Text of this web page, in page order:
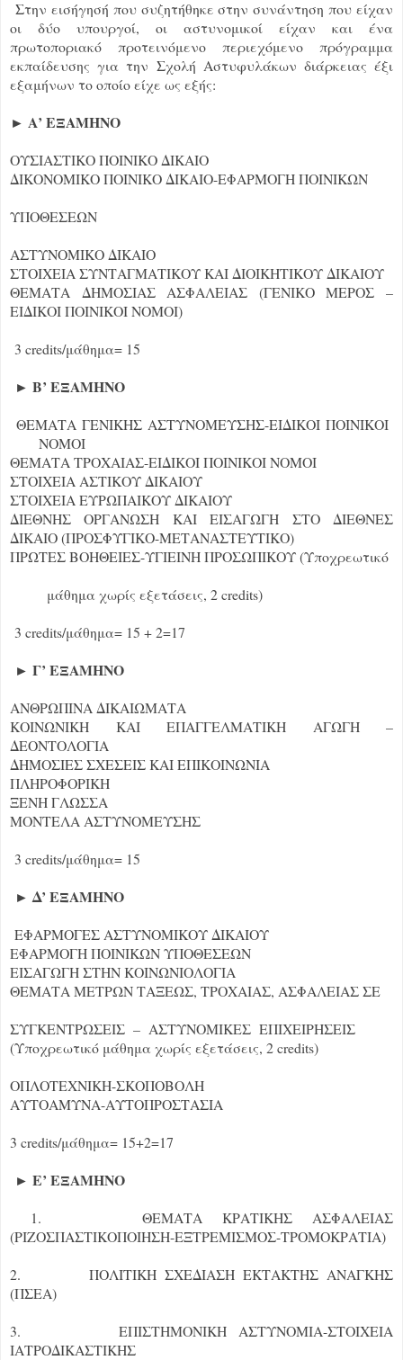
Στην εισήγησή που συζητήθηκε στην συνάντηση που είχαν
οι δύο υπουργοί, οι αστυνομικοί είχαν και ένα
πρωτοποριακό προτεινόμενο περιεχόμενο πρόγραμμα
εκπαίδευσης για την Σχολή Αστυφυλάκων διάρκειας έξι
εξαμήνων το οποίο είχε ως εξής:
► Α’ ΕΞΑΜΗΝΟ
ΟΥΣΙΑΣΤΙΚΟ ΠΟΙΝΙΚΟ ΔΙΚΑΙΟ
ΔΙΚΟΝΟΜΙΚΟ ΠΟΙΝΙΚΟ ΔΙΚΑΙΟ-ΕΦΑΡΜΟΓΗ ΠΟΙΝΙΚΩΝ
ΥΠΟΘΕΣΕΩΝ
ΑΣΤΥΝΟΜΙΚΟ ΔΙΚΑΙΟ
ΣΤΟΙΧΕΙΑ ΣΥΝΤΑΓΜΑΤΙΚΟΥ ΚΑΙ ΔΙΟΙΚΗΤΙΚΟΥ ΔΙΚΑΙΟΥ
ΘΕΜΑΤΑ ΔΗΜΟΣΙΑΣ ΑΣΦΑΛΕΙΑΣ (ΓΕΝΙΚΟ ΜΕΡΟΣ –
ΕΙΔΙΚΟΙ ΠΟΙΝΙΚΟΙ ΝΟΜΟΙ)
3 credits/μάθημα= 15
► Β’ ΕΞΑΜΗΝΟ
ΘΕΜΑΤΑ ΓΕΝΙΚΗΣ ΑΣΤΥΝΟΜΕΥΣΗΣ-ΕΙΔΙΚΟΙ ΠΟΙΝΙΚΟΙ
ΝΟΜΟΙ
ΘΕΜΑΤΑ ΤΡΟΧΑΙΑΣ-ΕΙΔΙΚΟΙ ΠΟΙΝΙΚΟΙ ΝΟΜΟΙ
ΣΤΟΙΧΕΙΑ ΑΣΤΙΚΟΥ ΔΙΚΑΙΟΥ
ΣΤΟΙΧΕΙΑ ΕΥΡΩΠΑΙΚΟΥ ΔΙΚΑΙΟΥ
ΔΙΕΘΝΗΣ ΟΡΓΑΝΩΣΗ ΚΑΙ ΕΙΣΑΓΩΓΗ ΣΤΟ ΔΙΕΘΝΕΣ
ΔΙΚΑΙΟ (ΠΡΟΣΦΥΓΙΚΟ-ΜΕΤΑΝΑΣΤΕΥΤΙΚΟ)
ΠΡΩΤΕΣ ΒΟΗΘΕΙΕΣ-ΥΓΙΕΙΝΗ ΠΡΟΣΩΠΙΚΟΥ (Υποχρεωτικό
μάθημα χωρίς εξετάσεις, 2 credits)
3 credits/μάθημα= 15 + 2=17
► Γ’ ΕΞΑΜΗΝΟ
ΑΝΘΡΩΠΙΝΑ ΔΙΚΑΙΩΜΑΤΑ
ΚΟΙΝΩΝΙΚΗ ΚΑΙ ΕΠΑΓΓΕΛΜΑΤΙΚΗ ΑΓΩΓΗ –
ΔΕΟΝΤΟΛΟΓΙΑ
ΔΗΜΟΣΙΕΣ ΣΧΕΣΕΙΣ ΚΑΙ ΕΠΙΚΟΙΝΩΝΙΑ
ΠΛΗΡΟΦΟΡΙΚΗ
ΞΕΝΗ ΓΛΩΣΣΑ
ΜΟΝΤΕΛΑ ΑΣΤΥΝΟΜΕΥΣΗΣ
3 credits/μάθημα= 15
► Δ’ ΕΞΑΜΗΝΟ
ΕΦΑΡΜΟΓΕΣ ΑΣΤΥΝΟΜΙΚΟΥ ΔΙΚΑΙΟΥ
ΕΦΑΡΜΟΓΗ ΠΟΙΝΙΚΩΝ ΥΠΟΘΕΣΕΩΝ
ΕΙΣΑΓΩΓΗ ΣΤΗΝ ΚΟΙΝΩΝΙΟΛΟΓΙΑ
ΘΕΜΑΤΑ ΜΕΤΡΩΝ ΤΑΞΕΩΣ, ΤΡΟΧΑΙΑΣ, ΑΣΦΑΛΕΙΑΣ ΣΕ
ΣΥΓΚΕΝΤΡΩΣΕΙΣ – ΑΣΤΥΝΟΜΙΚΕΣ ΕΠΙΧΕΙΡΗΣΕΙΣ
(Υποχρεωτικό μάθημα χωρίς εξετάσεις, 2 credits)
ΟΠΛΟΤΕΧΝΙΚΗ-ΣΚΟΠΟΒΟΛΗ
ΑΥΤΟΑΜΥΝΑ-ΑΥΤΟΠΡΟΣΤΑΣΙΑ
3 credits/μάθημα= 15+2=17
► Ε’ ΕΞΑΜΗΝΟ
1. ΘΕΜΑΤΑ ΚΡΑΤΙΚΗΣ ΑΣΦΑΛΕΙΑΣ
(ΡΙΖΟΣΠΑΣΤΙΚΟΠΟΙΗΣΗ-ΕΞΤΡΕΜΙΣΜΟΣ-ΤΡΟΜΟΚΡΑΤΙΑ)
2. ΠΟΛΙΤΙΚΗ ΣΧΕΔΙΑΣΗ ΕΚΤΑΚΤΗΣ ΑΝΑΓΚΗΣ
(ΠΣΕΑ)
3. ΕΠΙΣΤΗΜΟΝΙΚΗ ΑΣΤΥΝΟΜΙΑ-ΣΤΟΙΧΕΙΑ
ΙΑΤΡΟΔΙΚΑΣΤΙΚΗΣ